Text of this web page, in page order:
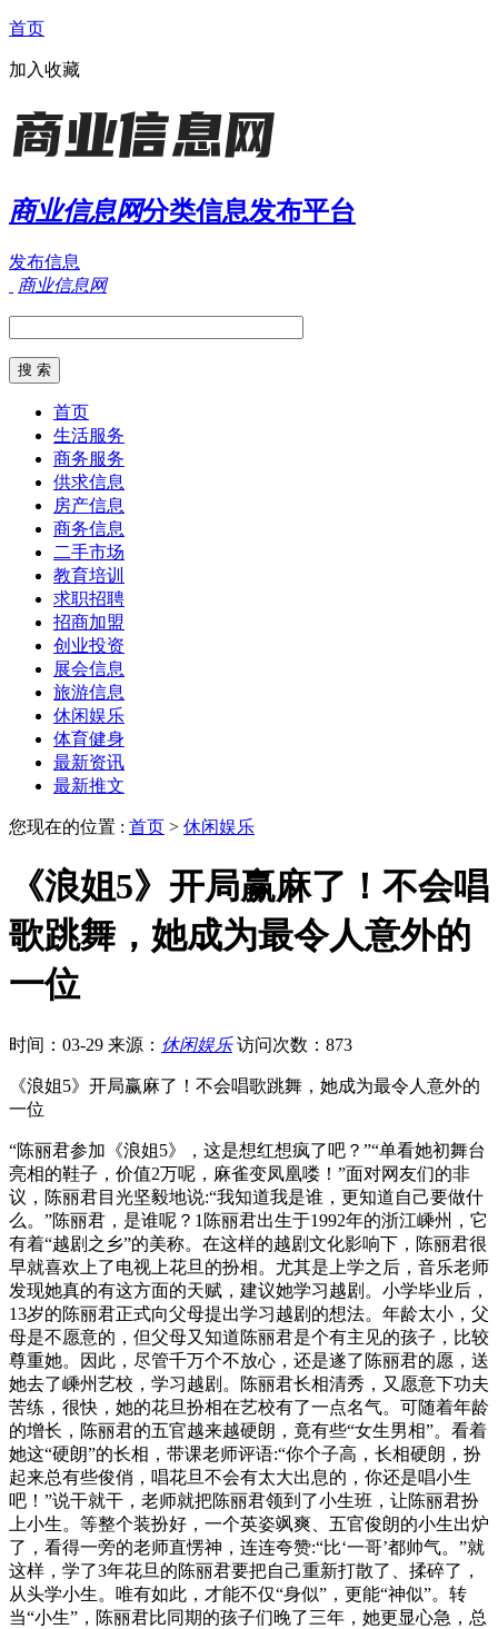
首页
加入收藏
商业信息网分类信息发布平台
发布信息
商业信息网
首页
生活服务
商务服务
供求信息
房产信息
商务信息
二手市场
教育培训
求职招聘
招商加盟
创业投资
展会信息
旅游信息
休闲娱乐
体育健身
最新资讯
最新推文
您现在的位置 : 首页 > 休闲娱乐
《浪姐5》开局赢麻了！不会唱
歌跳舞，她成为最令人意外的
一位
时间：03-29 来源： 休闲娱乐 访问次数：873
《浪姐5》开局赢麻了！不会唱歌跳舞，她成为最令人意外的
一位
“陈丽君参加《浪姐5》，这是想红想疯了吧？”“单看她初舞台
亮相的鞋子，价值2万呢，麻雀变凤凰喽！”面对网友们的非
议，陈丽君目光坚毅地说:“我知道我是谁，更知道自己要做什
么。”陈丽君，是谁呢？1陈丽君出生于1992年的浙江嵊州，它
有着“越剧之乡”的美称。在这样的越剧文化影响下，陈丽君很
早就喜欢上了电视上花旦的扮相。尤其是上学之后，音乐老师
发现她真的有这方面的天赋，建议她学习越剧。小学毕业后，
13岁的陈丽君正式向父母提出学习越剧的想法。年龄太小，父
母是不愿意的，但父母又知道陈丽君是个有主见的孩子，比较
尊重她。因此，尽管千万个不放心，还是遂了陈丽君的愿，送
她去了嵊州艺校，学习越剧。陈丽君长相清秀，又愿意下功夫
苦练，很快，她的花旦扮相在艺校有了一点名气。可随着年龄
的增长，陈丽君的五官越来越硬朗，竟有些“女生男相”。看着
她这“硬朗”的长相，带课老师评语:“你个子高，长相硬朗，扮
起来总有些俊俏，唱花旦不会有太大出息的，你还是唱小生
吧！”说干就干，老师就把陈丽君领到了小生班，让陈丽君扮
上小生。等整个装扮好，一个英姿飒爽、五官俊朗的小生出炉
了，看得一旁的老师直愣神，连连夸赞:“比‘一哥’都帅气。”就
这样，学了3年花旦的陈丽君要把自己重新打散了、揉碎了，
从头学小生。唯有如此，才能不仅“身似”，更能“神似”。转
当“小生”，陈丽君比同期的孩子们晚了三年，她更显心急，总